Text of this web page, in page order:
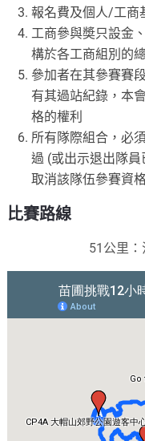
報名費及個人/工商
工商參與奬只設金
構於各工商組別的
參加者在其參賽賽
有其過站紀錄，本
格的權利
所有隊際組合，必
過 (或出示退出隊
取消該隊伍參賽資
比賽路線
51公里